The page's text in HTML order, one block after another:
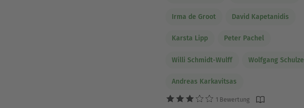
Irma de Groot David Kapetanidis
Karsta Lipp Peter Pachel
Willi Schmidt-Wulff Wolfgang Schulze
Andreas Karkavitsas
1 Bewertung